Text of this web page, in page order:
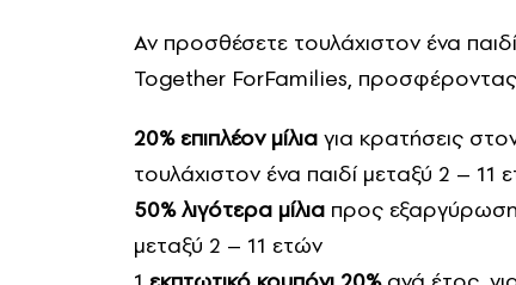
Αν προσθέσετε τουλάχιστον ένα
Together ForFamilies,
20% επιπλέον μίλια για κρατήσεις
τουλάχιστον ένα παιδί μεταξύ 2 – 11
50% λιγότερα μίλια προς εξαργύρωση
μεταξύ 2 – 11 ετών